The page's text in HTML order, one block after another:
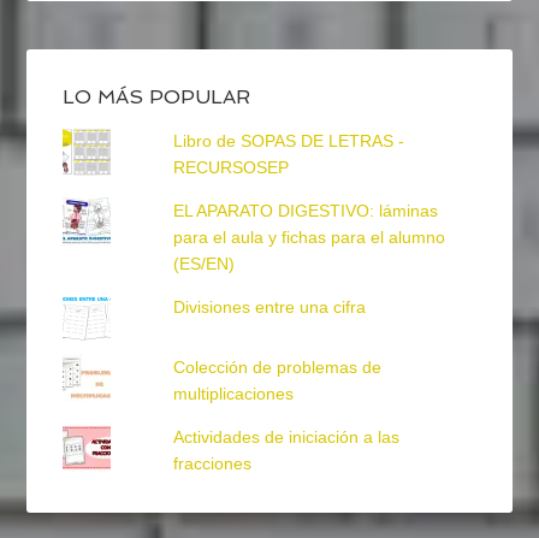
LO MÁS POPULAR
Libro de SOPAS DE LETRAS -
RECURSOSEP
EL APARATO DIGESTIVO: láminas
para el aula y fichas para el alumno
(ES/EN)
Divisiones entre una cifra
Colección de problemas de
multiplicaciones
Actividades de iniciación a las
fracciones